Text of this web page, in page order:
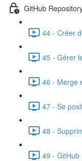
GitHub
44 - Créer
45 - Gérer
46 - Merge
47 - Se
48 -
49 - GitHub